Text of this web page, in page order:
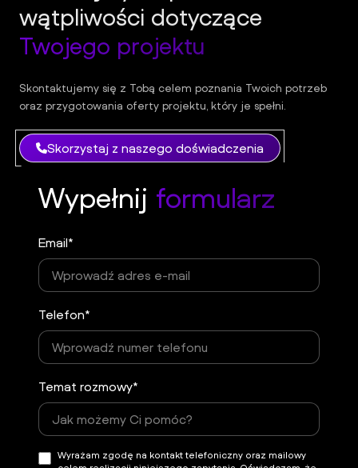
wątpliwości dotyczące
Twojego projektu
Skontaktujemy się z Tobą celem poznania Twoich potrzeb
oraz przygotowania oferty projektu, który je spełni.
Skorzystaj z naszego doświadczenia
Wypełnij formularz
Email*
Telefon*
Temat rozmowy*
Wyrażam zgodę na kontakt telefoniczny oraz mailowy